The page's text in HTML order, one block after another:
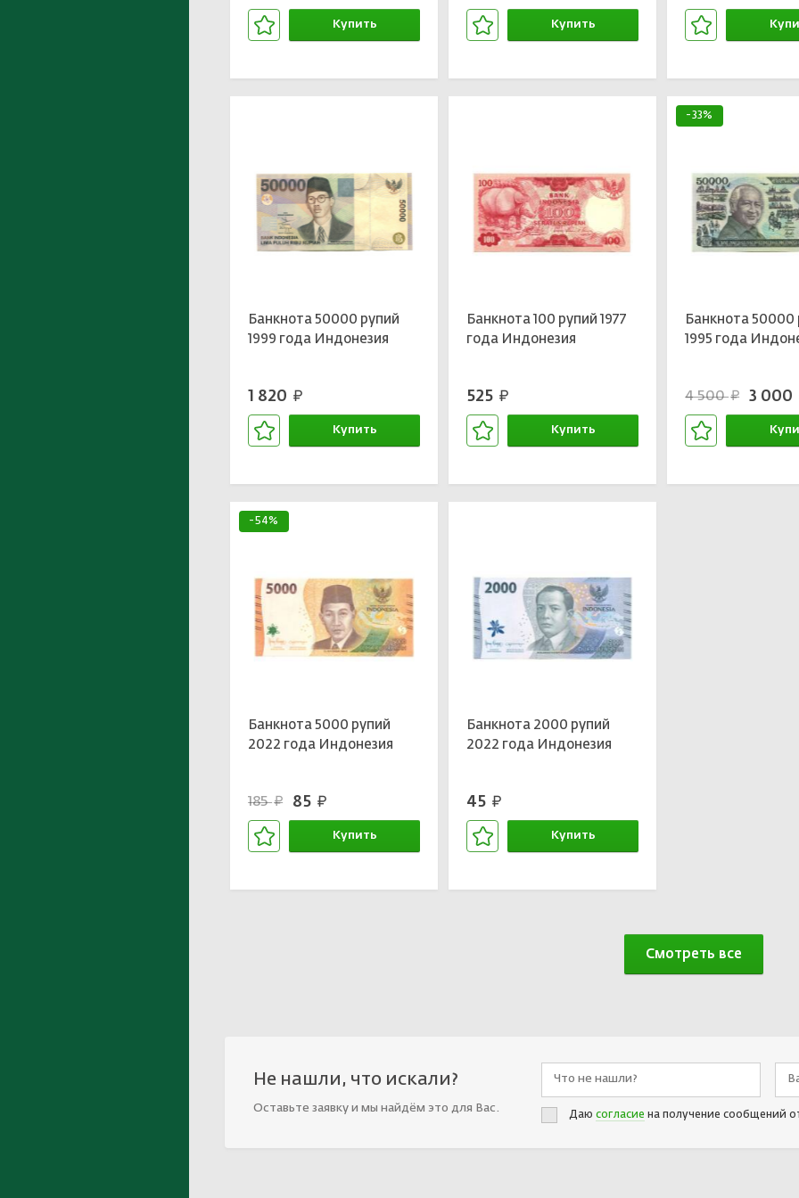
Купить Купить
Банкнота 50000 рупий
1999 года Индонезия
1 820 руб.
Купить
Банкнота 100 рупий 1977
года Индонезия
525 руб.
Купить
-33%
Банкнота 50000
1995 года
4 500руб. 3 000
-54%
Банкнота 5000 рупий
2022 года Индонезия
185руб. 85 руб.
Купить
Банкнота 2000 рупий
2022 года Индонезия
45 руб.
Купить
Смотреть все
Не нашли, что искали?
Оставьте заявку и мы найдём это для Вас.
Даю согласие на получение сообщений